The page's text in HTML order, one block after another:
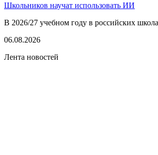
Школьников научат использовать ИИ
В 2026/27 учебном году в российских
06.08.2026
Лента новостей